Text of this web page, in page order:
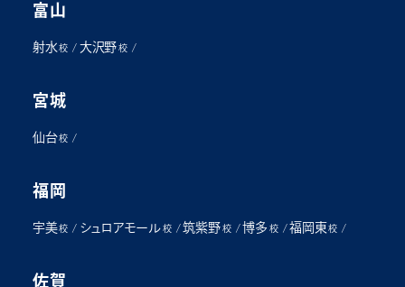
富山
射水 校 / 大沢野 校/
宮城
仙台 校 /
福岡
宇美 校 / シュロアモール 校/筑紫野 校/博多 校/福岡東 校 /
佐賀